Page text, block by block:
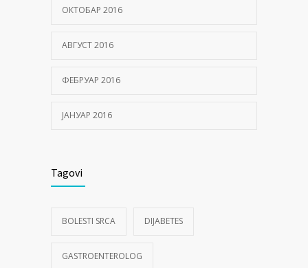
ОКТОБАР 2016
АВГУСТ 2016
ФЕБРУАР 2016
ЈАНУАР 2016
Tagovi
BOLESTI SRCA DIJABETES
GASTROENTEROLOG